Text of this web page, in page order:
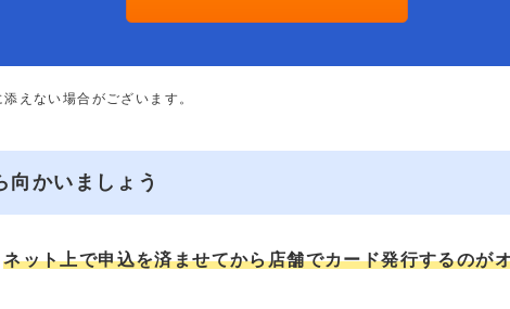
えない場合がございます。
向かいましょう
ネット上で申込を済ませてから店舗でカード発行するのが